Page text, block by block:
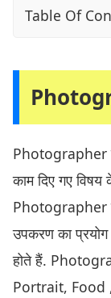
Table Of
Photographer
काम दिए गए विषय
Photographer
उपकरण का
होते हैं.
Portrait, Food